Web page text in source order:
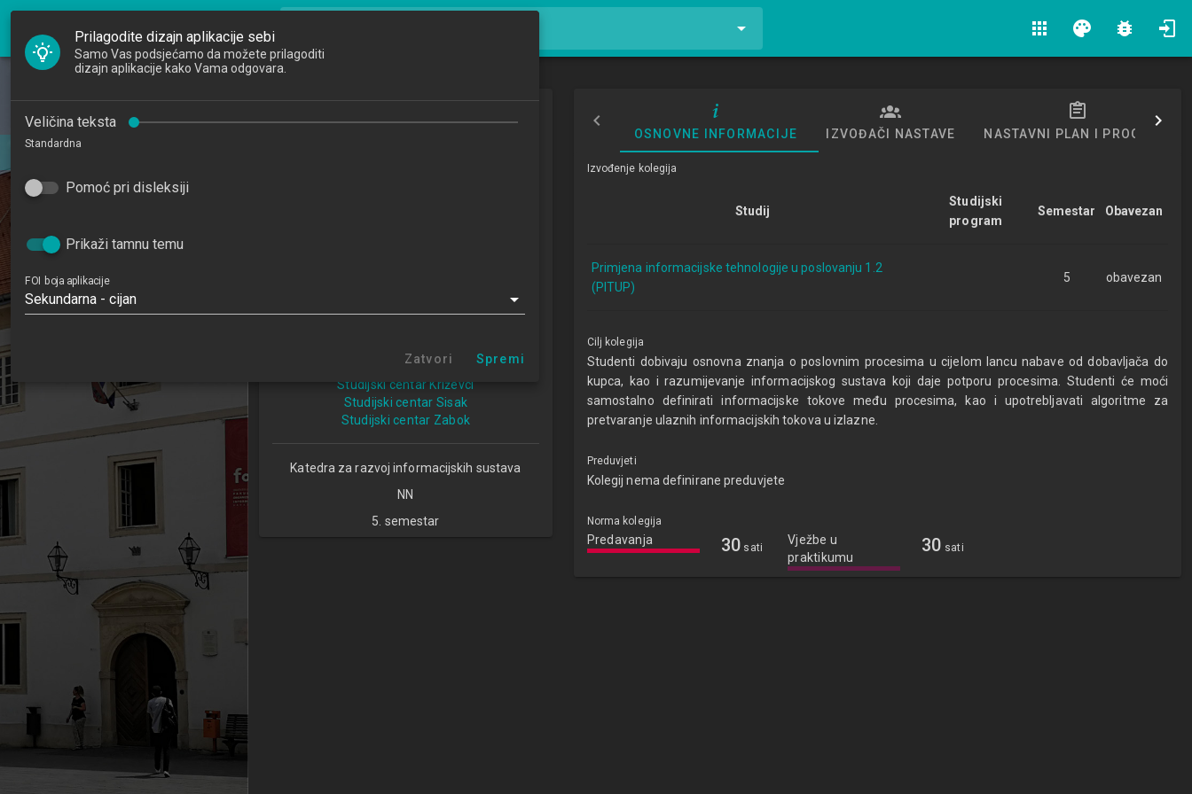
Djelatnici
Katedre
FOI Nastava apps palette bug_report
Informacijski sustavi malih i
Studijski centar Varaždin (PITUP 1.2)
Studijski centar Križevci
Studijski centar Sisak
Studijski centar Zabok
Katedra za razvoj informacijskih sustava
NN
5. semestar
OSNOVNE INFORMACIJE IZVOĐAČI NASTAVE NASTAVNI PLAN I PROGRAM
Izvođenje kolegija
Studij
Studijski
program
Semestar Obavezan
Primjena informacijske tehnologije u poslovanju 1.2
(PITUP)
5 obavezan
Cilj kolegija
Studenti dobivaju osnovna znanja o poslovnim procesima u cijelom lancu nabave od dobavljača do
kupca, kao i razumijevanje informacijskog sustava koji daje potporu procesima. Studenti će moći
samostalno definirati informacijske tokove među procesima, kao i upotrebljavati algoritme za
pretvaranje ulaznih informacijskih tokova u izlazne.
Preduvjeti
Kolegij nema definirane preduvjete
Norma kolegija
Predavanja 30 sati
Vježbe u
praktikumu
30 sati
Prilagodite dizajn aplikacije sebi
Samo Vas podsjećamo da možete prilagoditi
dizajn aplikacije kako Vama odgovara.
Veličina teksta
Standardna
Pomoć pri disleksiji
Prikaži tamnu temu
FOI boja aplikacije
Sekundarna - cijan
Zatvori Spremi